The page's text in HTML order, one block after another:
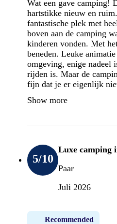
Wat een gave camping!
hartstikke nieuw en
fantastische plek met
boven aan de camping
kinderen vonden. Met
beneden. Leuke
omgeving, enige nadeel
rijden is. Maar de
fijn dat je er eigenlijk
Show more
5/10
Luxe camping
Paar
Juli 2026
Recommended